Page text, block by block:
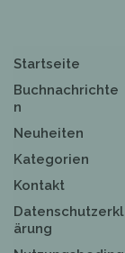
Startseite
Buchnachrichte
n
Neuheiten
Kategorien
Kontakt
Datenschutzerkl
ärung